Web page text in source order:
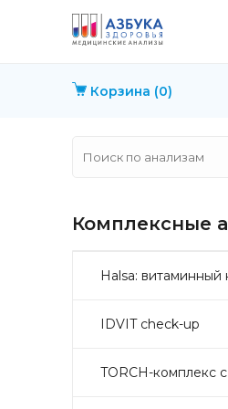
Корзина (0)
Комплексные
Halsa: витаминный
IDVIT check-up
TORCH-комплекс